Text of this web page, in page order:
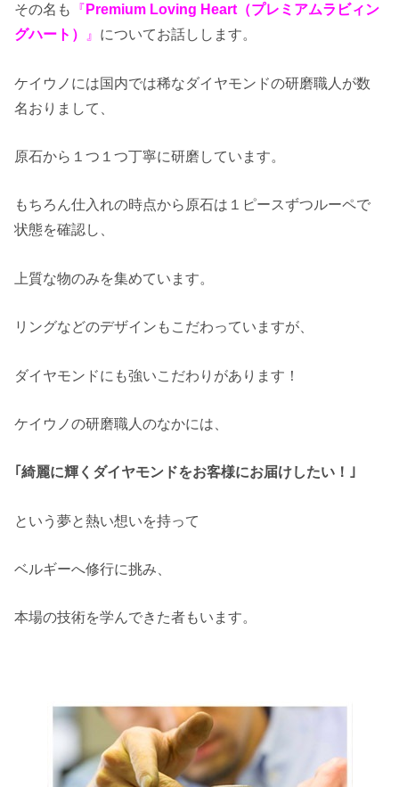
その名も 『 Premium Loving Heart（プレミアムラビィン
グハート）
』 についてお話しします。
ケイウノには国内では稀なダイヤモンドの研磨職人が数
名おりまして、
原石から１つ１つ丁寧に研磨しています。
もちろん仕入れの時点から原石は１ピースずつルーペで
状態を確認し、
上質な物のみを集めています。
リングなどのデザインもこだわっていますが、
ダイヤモンドにも強いこだわりがあります！
ケイウノの研磨職人のなかには、
｢綺麗に輝くダイヤモンドをお客様にお届けしたい！｣
という夢と熱い想いを持って
ベルギーへ修行に挑み、
本場の技術を学んできた者もいます。